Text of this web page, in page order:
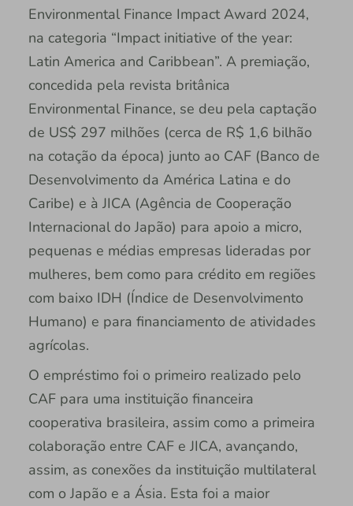
Environmental Finance Impact Award 2024,
na categoria “Impact initiative of the year:
Latin America and Caribbean”. A premiação,
concedida pela revista britânica
Environmental Finance, se deu pela captação
de US$ 297 milhões (cerca de R$ 1,6 bilhão
na cotação da época) junto ao CAF (Banco de
Desenvolvimento da América Latina e do
Caribe) e à JICA (Agência de Cooperação
Internacional do Japão) para apoio a micro,
pequenas e médias empresas lideradas por
mulheres, bem como para crédito em regiões
com baixo IDH (Índice de Desenvolvimento
Humano) e para financiamento de atividades
agrícolas.
O empréstimo foi o primeiro realizado pelo
CAF para uma instituição financeira
cooperativa brasileira, assim como a primeira
colaboração entre CAF e JICA, avançando,
assim, as conexões da instituição multilateral
com o Japão e a Ásia. Esta foi a maior